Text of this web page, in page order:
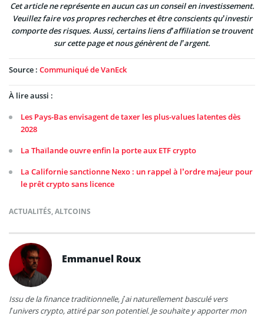
Cet article ne représente en aucun cas un conseil en investissement.
Veuillez faire vos propres recherches et être conscients qu’investir
comporte des risques. Aussi, certains liens d’affiliation se trouvent
sur cette page et nous génèrent de l’argent.
Source : Communiqué de VanEck
À lire aussi :
Les Pays-Bas envisagent de taxer les plus-values latentes dès
2028
La Thaïlande ouvre enfin la porte aux ETF crypto
La Californie sanctionne Nexo : un rappel à l’ordre majeur pour
le prêt crypto sans licence
ACTUALITÉS,ALTCOINS
Emmanuel Roux
Issu de la finance traditionnelle, j’ai naturellement basculé vers
l’univers crypto, attiré par son potentiel. Je souhaite y apporter mon